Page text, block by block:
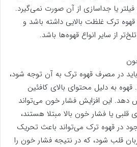
یا جداسازی از آن صورت نمی‌گیرد.
ترک غلظت بالایی داشته باشد و
از سایر انواع قهوه‌ها باشد.
در مصرف قهوه ترک به آن توجه شود،
به دلیل محتوای بالای کافئین
دهد. این افزایش فشار خون می‌تواند
قلبی یا فشار خون بالا مبتلا هستند،
در قهوه ترک می‌تواند باعث تحریک
قلب شود، که در نتیجه فشار خون را